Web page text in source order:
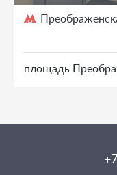
площадь